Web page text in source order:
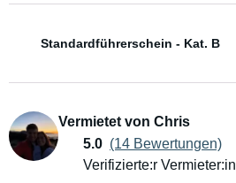
Standardführerschein - Kat. B
Vermietet von Chris
5.0 (14 Bewertungen)
Verifizierte:r Vermieter:in